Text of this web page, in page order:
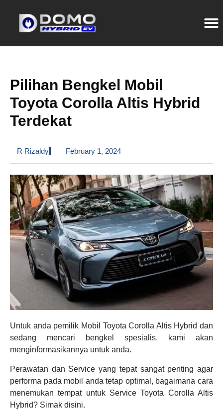
Pilihan Bengkel Mobil
Toyota Corolla Altis Hybrid
Terdekat
R Rizaldy February 1, 2024
Untuk anda pemilik Mobil Toyota Corolla Altis Hybrid dan
sedang mencari bengkel spesialis, kami akan
menginformasikannya untuk anda.
Perawatan dan Service yang tepat sangat penting agar
performa pada mobil anda tetap optimal, bagaimana cara
menemukan tempat untuk Service Toyota Corolla Altis
Hybrid? Simak disini.